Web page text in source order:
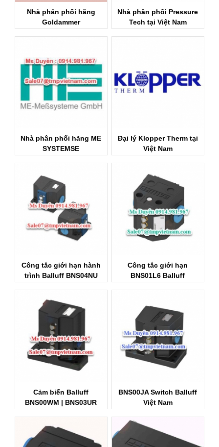
Nhà phân phối hãng
Goldammer
Nhà phân phối Pressure
Tech tại Việt Nam
Nhà phân phối hãng ME
SYSTEMSE
Đại lý Klopper Therm tại
Việt Nam
Công tắc giới hạn hành
trình Balluff BNS04NU
Công tắc giới hạn
BNS01L6 Balluff
Cảm biến Balluff
BNS00WM | BNS03UR
BNS00JA Switch Balluff
Việt Nam